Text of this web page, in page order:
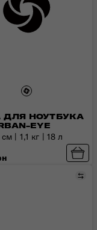
ДЛЯ НОУТБУКА
EYE
| 1,1 кг | 18 л